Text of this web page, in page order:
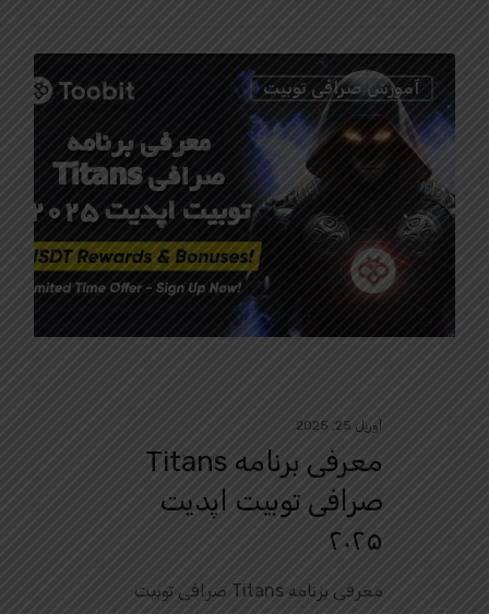
آموزش صرافی توبیت
آوریل 25, 2025
معرفی برنامه Titans
صرافی توبیت اپدیت
۲۰۲۵
معرفی برنامه Titans صرافی توبیت
0